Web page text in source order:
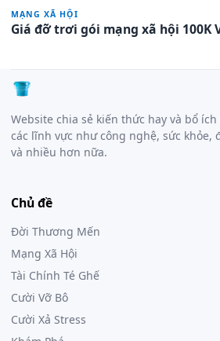
MẠNG XÃ HỘI
Giá đỡ trơi gói mạng xã hội 100K
Website chia sẻ kiến thức hay và bổ
các lĩnh vực như công nghệ, sức khỏe,
và nhiều hơn nữa.
Chủ đề
Đời Thương Mến
Mạng Xã Hội
Tài Chính Té Ghế
Cười Vỡ Bô
Cười Xả Stress